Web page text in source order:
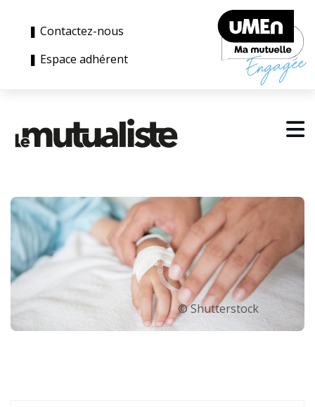
❚ Contactez-nous
❚ Espace adhérent
© Shutterstock